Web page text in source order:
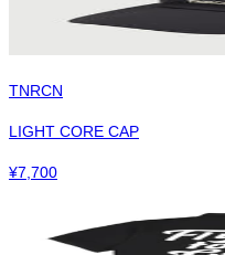
TNRCN
LIGHT CORE CAP
¥7,700